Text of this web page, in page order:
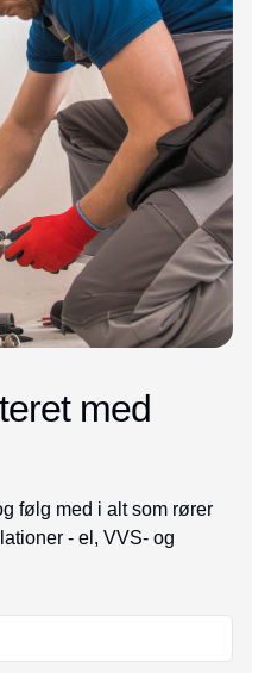
med
følg med i alt som rører
- el, VVS- og